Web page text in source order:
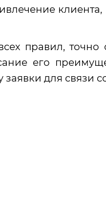
правил, точно
его
для связи